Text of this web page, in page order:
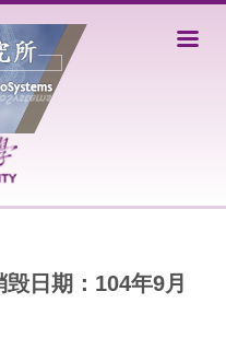
日期：104年9月